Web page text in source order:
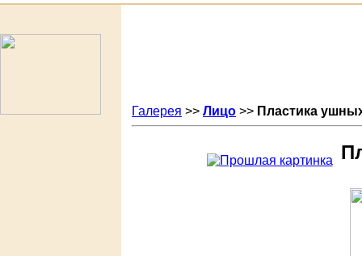
Галерея >> Лицо >> Пластика